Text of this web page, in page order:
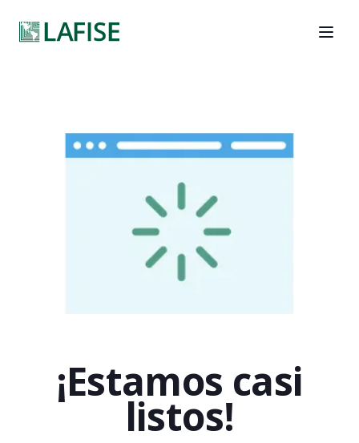
¡Estamos casi
listos!